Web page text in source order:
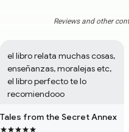
Reviews and other
el libro relata muchas cosas,
enseñanzas, moralejas etc,
el libro perfecto te lo
recomiendooo
Tales from the Secret Annex